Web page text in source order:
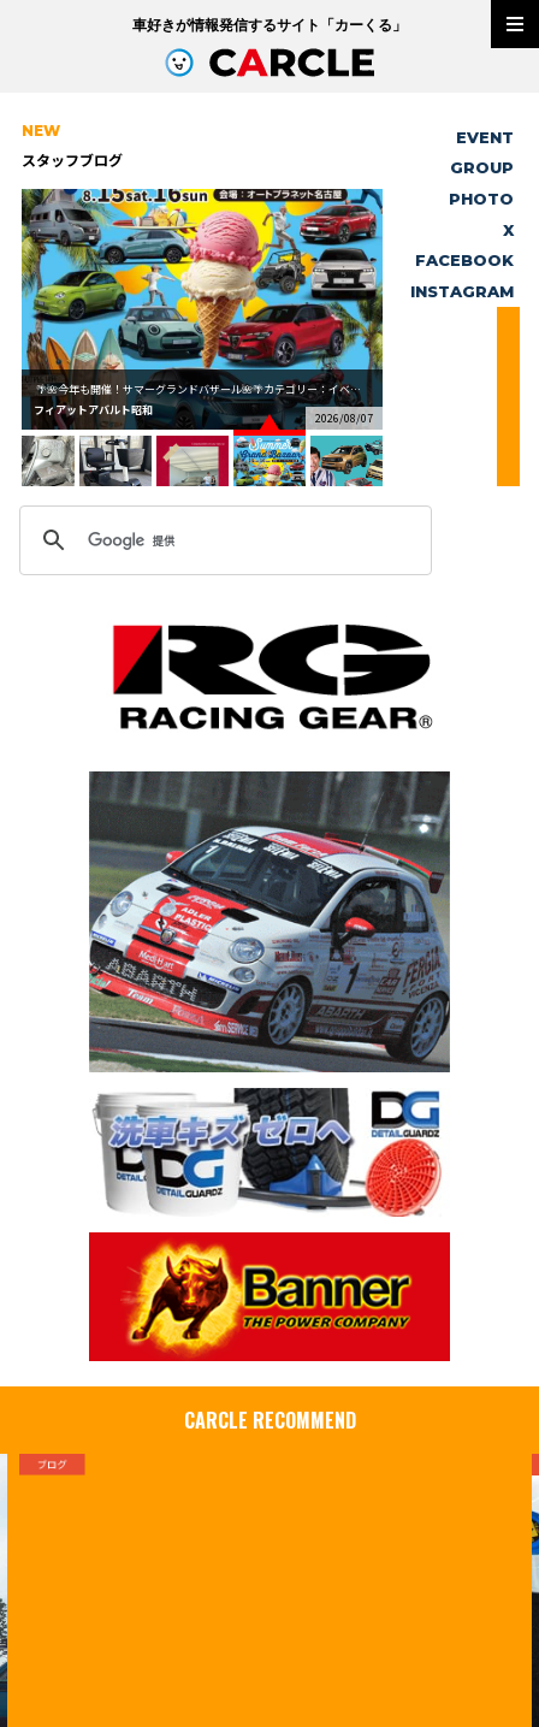
車好きが情報発信するサイト「カーくる 」
NEW
スタッフブログ
🌴🌺今年も開催！サマーグランドバザール🌺🌴カテゴリー：イベント[2026/08/06] ...
フィアットアバルト昭和
2026/08/07
EVENT
GROUP
PHOTO
X
FACEBOOK
INSTAGRAM
CARCLE RECOMMEND
ブログ